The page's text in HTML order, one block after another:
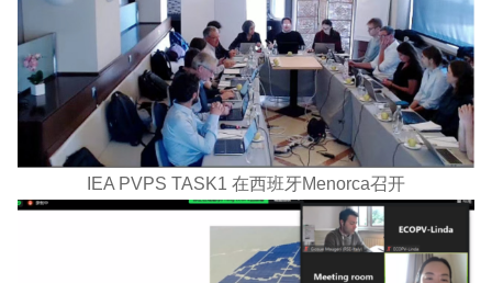
IEA PVPS TASK1 在西班牙Menorca召开